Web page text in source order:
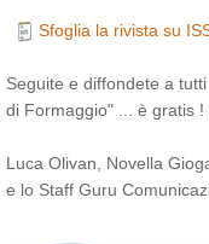
Sfoglia la rivista su
Seguite e diffondete a
di Formaggio" ... è gratis
Luca Olivan, Novella
e lo Staff Guru